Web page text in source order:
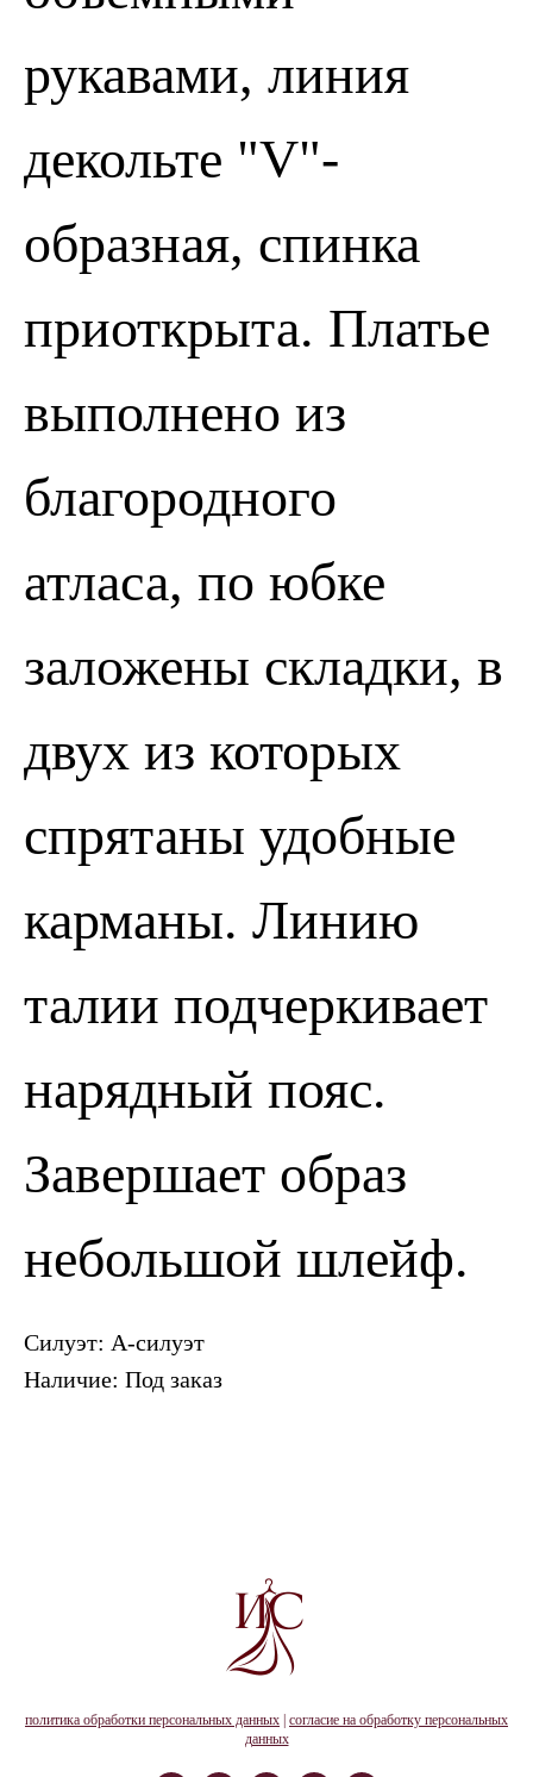
ЗАПИСАТЬСЯ
рукавами, линия
декольте "V"-
образная, спинка
приоткрыта. Платье
выполнено из
благородного
атласа, по юбке
заложены складки, в
двух из которых
спрятаны удобные
карманы. Линию
талии подчеркивает
нарядный пояс.
Завершает образ
небольшой шлейф.
Силуэт: А-силуэт
Наличие: Под заказ
политика обработки персональных данных согласие на обработку персональных
данных